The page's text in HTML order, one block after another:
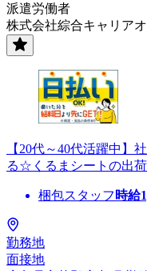
派遣労働者
株式会社綜合キャリア
【20代～40代活躍中】
る☆くるまシートの出
梱包スタッフ 時給
勤務地
面接地